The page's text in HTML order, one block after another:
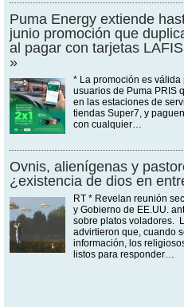
Puma Energy extiende
junio promoción que
al pagar con tarjetas
»
* La promoción es válida
usuarios de Puma PRIS
en las estaciones de
tiendas Super7, y
con cualquier…
Ovnis, alienígenas y
¿existencia de dios en
RT * Revelan reunión
y Gobierno de EE.UU.
sobre platos voladores.
advirtieron que, cuando
información, los
listos para responder…